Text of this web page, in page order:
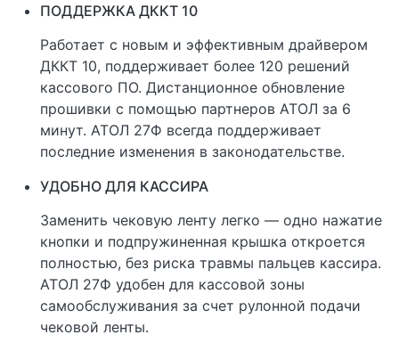
ПОДДЕРЖКА ДККТ 10
Работает с новым и эффективным драйвером
ДККТ 10, поддерживает более 120 решений
кассового ПО. Дистанционное обновление
прошивки с помощью партнеров АТОЛ за 6
минут. АТОЛ 27Ф всегда поддерживает
последние изменения в законодательстве.
УДОБНО ДЛЯ КАССИРА
Заменить чековую ленту легко — одно нажатие
кнопки и подпружиненная крышка откроется
полностью, без риска травмы пальцев кассира.
АТОЛ 27Ф удобен для кассовой зоны
самообслуживания за счет рулонной подачи
чековой ленты.